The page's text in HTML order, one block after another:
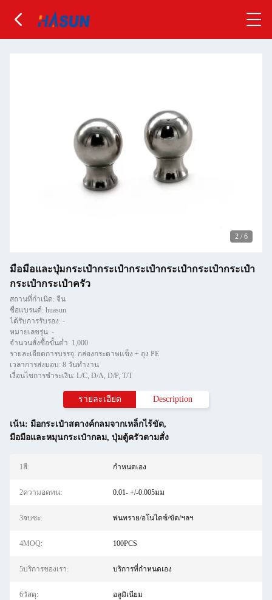
2 / 6
มือมือและปุ่มกระเป๋ากระเป๋ากระเป๋ากระเป๋ากระเป๋ากระเป๋า
กระเป๋ากระเป๋าครัว
สถานที่กำเนิด: จีน
ชื่อแบรนด์: huasun
ได้รับการรับรอง: -
หมายเลขรุ่น: -
จำนวนสั่งซื้อขั้นต่ำ: 1,000
รายละเอียดการบรรจุ: กล่องกระดาษแข็ง + ถุง PE
เวลาการส่งมอบ: 8 วันทำงาน
เงื่อนไขการชำระเงิน: L/C, D/A, D/P, T/T
รายละเอียด Description
เน้น: มือกระเป๋าสตางค์กลมจากเหล็กไร้ขัด,
มือมือและหมุนกระเป๋ากลม, ปุ่มตู้ครัวตามสั่ง
1สี: กำหนดเอง
2ความอดทน: 0.01- +/-0.005มม
3จบซะ: พ่นทราย/อโนไดซ์/ขัด/ฯลฯ
4MOQ: 100PCS
5บริการของเรา: บริการที่กำหนดเอง
6วัสดุ: อลูมิเนียม